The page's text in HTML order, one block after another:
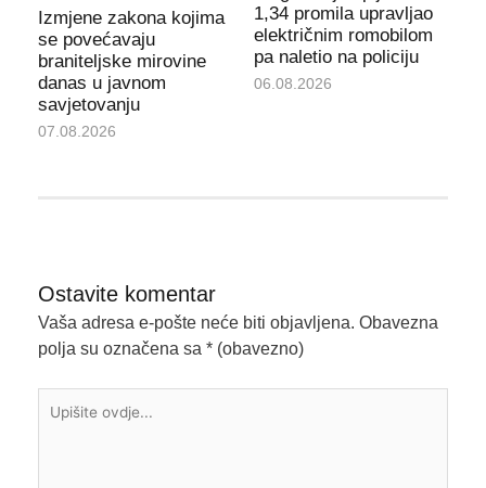
Izmjene zakona kojima
se povećavaju
braniteljske mirovine
danas u javnom
savjetovanju
07.08.2026
1,34 promila upravljao
električnim romobilom
pa naletio na policiju
06.08.2026
Ostavite komentar
Vaša adresa e-pošte neće biti objavljena. Obavezna
polja su označena sa * (obavezno)
ovdje...